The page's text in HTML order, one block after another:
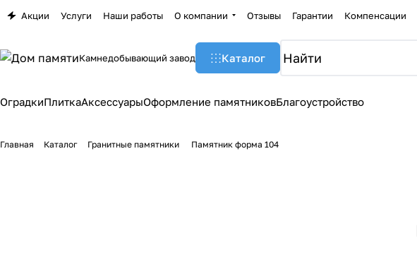
Акции Услуги Наши работы О компании Отзывы Гарантии Компенсации
Камнедобывающий завод Каталог
ОградкиПлиткаАксессуарыОформление памятниковБлагоустройство
Главная Каталог Гранитные памятники Памятник форма 104